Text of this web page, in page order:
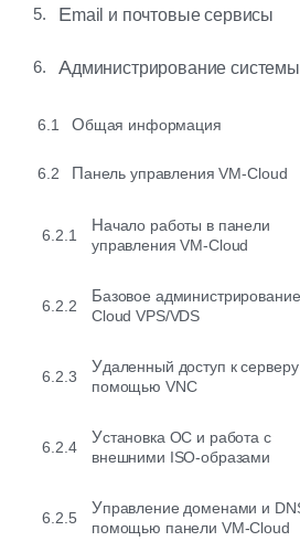
5. Email и почтовые сервисы
6. Администрирование системы
6.1 Общая информация
6.2 Панель управления VM-Cloud
6.2.1
Начало работы в панели
управления VM-Cloud
6.2.2
Базовое администрирование
Cloud VPS/VDS
6.2.3
Удаленный доступ к серверу с
помощью VNC
6.2.4
Установка ОС и работа с
внешними ISO-образами
6.2.5
Управление доменами и DNS c
помощью панели VM-Cloud